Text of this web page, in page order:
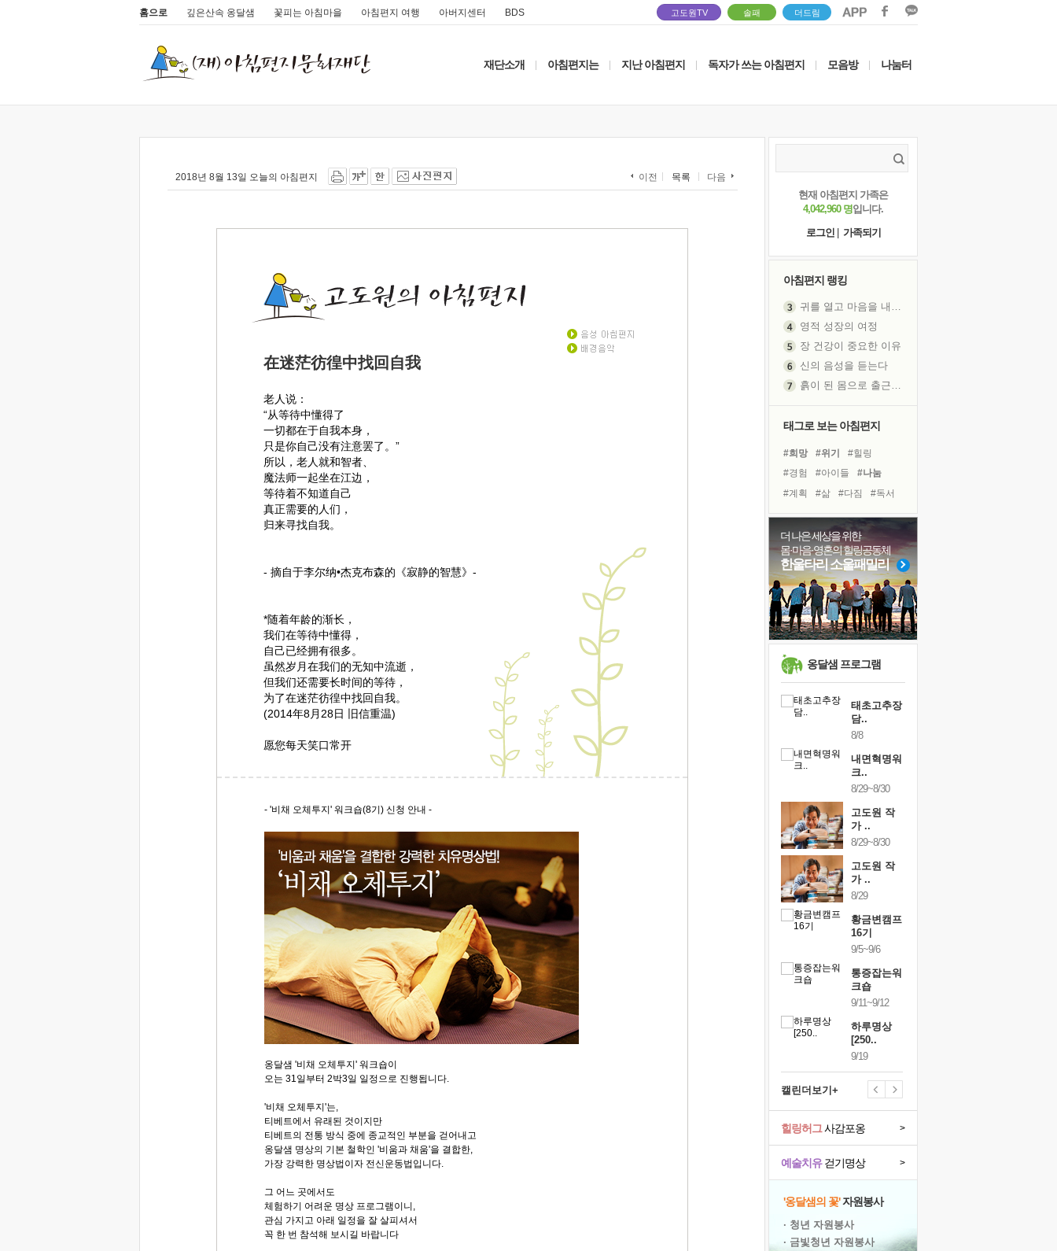
홈으로 깊은산속 옹달샘 꽃피는 아침마을 아침편지 여행 아버지센터 BDS 고도원TV 솔패 더드림
재단소개 아침편지는 지난 아침편지 독자가 쓰는 아침편지 모음방 나눔터
2018년 8월 13일 오늘의 아침편지 이전 목록 다음
在迷茫彷徨中找回自我
老人说：
“从等待中懂得了
一切都在于自我本身，
只是你自己没有注意罢了。”
所以，老人就和智者、
魔法师一起坐在江边，
等待着不知道自己
真正需要的人们，
归来寻找自我。
- 摘自于李尔纳•杰克布森的《寂静的智慧》-
*随着年龄的渐长，
我们在等待中懂得，
自己已经拥有很多。
虽然岁月在我们的无知中流逝，
但我们还需要长时间的等待，
为了在迷茫彷徨中找回自我。
(2014年8月28日 旧信重温)
愿您每天笑口常开
- '비채 오체투지' 워크숍(8기) 신청 안내 -
옹달샘 '비채 오체투지' 워크숍이
오는 31일부터 2박3일 일정으로 진행됩니다.
'비채 오체투지'는,
티베트에서 유래된 것이지만
티베트의 전통 방식 중에 종교적인 부분을 걷어내고
옹달샘 명상의 기본 철학인 '비움과 채움'을 결합한,
가장 강력한 명상법이자 전신운동법입니다.
그 어느 곳에서도
체험하기 어려운 명상 프로그램이니,
관심 가지고 아래 일정을 잘 살피셔서
꼭 한 번 참석해 보시길 바랍니다
현재 아침편지 가족은
4,042,960 명입니다.
로그인
가족되기
아침편지 랭킹
영적 성장의 여정
장 건강이 중요한 이유
신의 음성을 듣는다
극과 극의 양 끝단
처음 손을 잡았던 날
꿈이 실제가 되는 것
'말 타는 법'을 먼저
졸업식 사진을 보며
극심한 변비, 어깨결림, 수면 장애
보고 싶은 어머니
마음이 멈춰 버린 곳
유년 시절의 부산 영도 바다
못된 꼰대들
희망이란
'모른다'는 것
귀를 열고 마음을 내어주고
태그로 보는 아침편지
#희망 #위기
#힐링
#경험
#아이들
#나눔
#계획
#삶 #다짐
#독서
#바이러스
#비전캠프
#사람
#리더
#독서캠프
#친구
#링컨학교
#선택
#면역력
#도움 #극복
더 나은 세상을 위한
몸·마음·영혼의 힐링공동체
한울타리 소울패밀리
옹달샘 프로그램
태초고추장
담..
8/8
내면혁명워
크..
8/29~8/30
고도원 작
가 ..
8/29~8/30
고도원 작
가 ..
8/29
황금변캠프
16기
9/5~9/6
통증잡는워
크숍
9/11~9/12
하루명상
[250..
9/19
캘린더보기+
예술치유걷기명상 >
힐링허그사감포옹 >
'옹달샘의 꽃'자원봉사
· 청년 자원봉사
· 금빛청년 자원봉사